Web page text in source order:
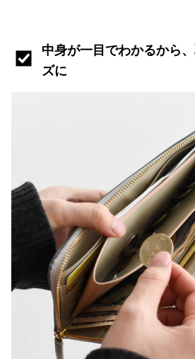
中身が一目でわかるから
ズに